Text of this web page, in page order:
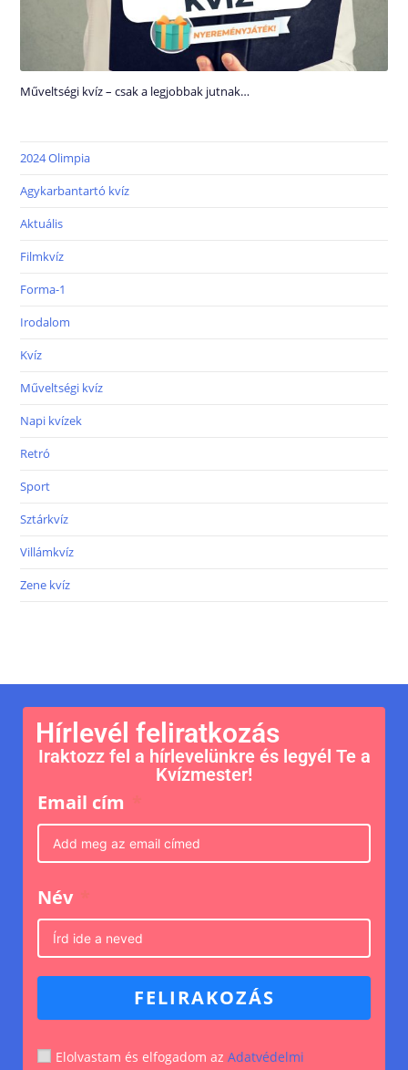
Műveltségi kvíz – csak a legjobbak jutnak…
2024 Olimpia
Agykarbantartó kvíz
Aktuális
Filmkvíz
Forma-1
Irodalom
Kvíz
Műveltségi kvíz
Napi kvízek
Retró
Sport
Sztárkvíz
Villámkvíz
Zene kvíz
Hírlevél feliratkozás
Iraktozz fel a hírlevelünkre és legyél Te a
Kvízmester!
Email cím
Név
FELIRAKOZÁS
Elolvastam és elfogadom az Adatvédelmi